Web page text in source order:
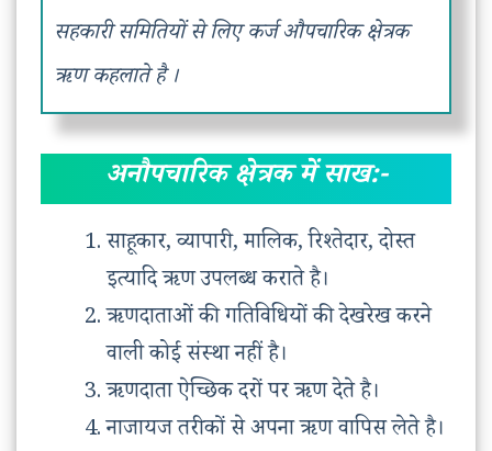
सहकारी समितियों से लिए कर्ज औपचारिक क्षेत्रक
ऋण कहलाते है ।
अनौपचारिक क्षेत्रक में साख:-
साहूकार, व्यापारी, मालिक, रिश्तेदार, दोस्त
इत्यादि ऋण उपलब्ध कराते है।
ऋणदाताओं की गतिविधियों की देखरेख करने
वाली कोई संस्था नहीं है।
ऋणदाता ऐच्छिक दरों पर ऋण देते है।
नाजायज तरीकों से अपना ऋण वापिस लेते है।